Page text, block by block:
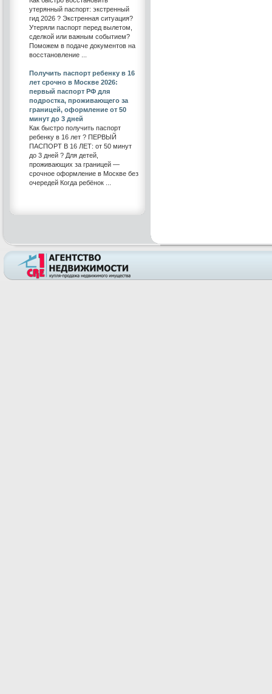
утерянный паспорт: экстренный
гид 2026 ? Экстренная ситуация?
Утеряли паспорт перед вылетом,
сделкой или важным событием?
Поможем в подаче документов на
восстановление ...
Получить паспорт ребенку в 16
лет срочно в Москве 2026:
первый паспорт РФ для
подростка, проживающего за
границей, оформление от 50
минут до 3 дней
Как быстро получить паспорт
ребенку в 16 лет ? ПЕРВЫЙ
ПАСПОРТ В 16 ЛЕТ: от 50 минут
до 3 дней ? Для детей,
проживающих за границей —
срочное оформление в Москве без
очередей Когда ребёнок ...